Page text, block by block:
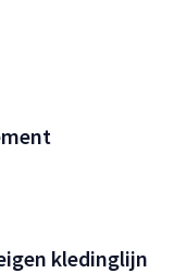
kledinglijn